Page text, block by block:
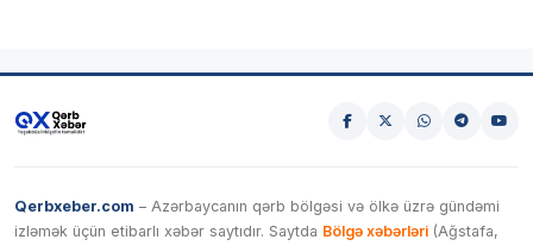
Qerbxeber.com – Azərbaycanın qərb bölgəsi və ölkə üzrə gündəmi
izləmək üçün etibarlı xəbər saytıdır. Saytda Bölgə xəbərləri (Ağstafa,